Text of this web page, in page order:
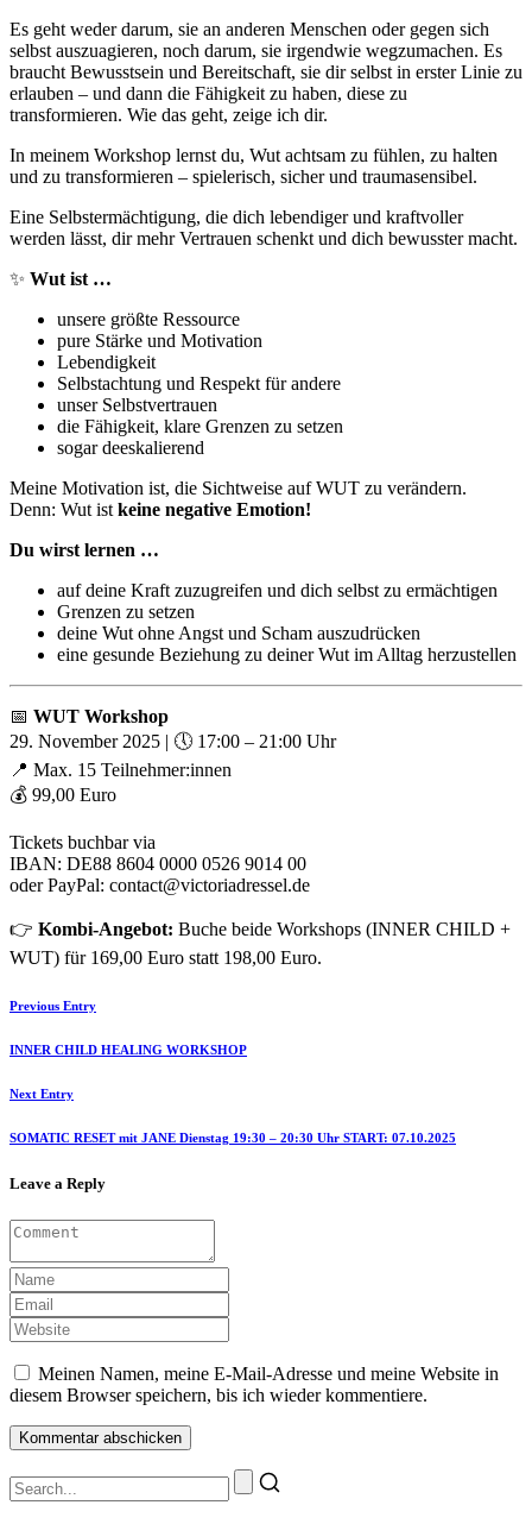
Es geht weder darum, sie an anderen Menschen oder gegen sich
selbst auszuagieren, noch darum, sie irgendwie wegzumachen. Es
braucht Bewusstsein und Bereitschaft, sie dir selbst in erster Linie zu
erlauben – und dann die Fähigkeit zu haben, diese zu
transformieren. Wie das geht, zeige ich dir.
In meinem Workshop lernst du, Wut achtsam zu fühlen, zu halten
und zu transformieren – spielerisch, sicher und traumasensibel.
Eine Selbstermächtigung, die dich lebendiger und kraftvoller
werden lässt, dir mehr Vertrauen schenkt und dich bewusster macht.
✨ Wut ist …
unsere größte Ressource
pure Stärke und Motivation
Lebendigkeit
Selbstachtung und Respekt für andere
unser Selbstvertrauen
die Fähigkeit, klare Grenzen zu setzen
sogar deeskalierend
Meine Motivation ist, die Sichtweise auf WUT zu verändern.
Denn: Wut ist keine negative Emotion!
Du wirst lernen …
auf deine Kraft zuzugreifen und dich selbst zu ermächtigen
Grenzen zu setzen
deine Wut ohne Angst und Scham auszudrücken
eine gesunde Beziehung zu deiner Wut im Alltag herzustellen
📅 WUT Workshop
29. November 2025 | 🕔 17:00 – 21:00 Uhr
📍 Max. 15 Teilnehmer:innen
💰 99,00 Euro
Tickets buchbar via
IBAN: DE88 8604 0000 0526 9014 00
oder PayPal: contact@victoriadressel.de
👉 Kombi-Angebot: Buche beide Workshops (INNER CHILD +
WUT) für 169,00 Euro statt 198,00 Euro.
Previous Entry
INNER CHILD HEALING WORKSHOP
Next Entry
SOMATIC RESET mit JANE Dienstag 19:30 – 20:30 Uhr START: 07.10.2025
Leave a Reply
Meinen Namen, meine E-Mail-Adresse und meine Website in
diesem Browser speichern, bis ich wieder kommentiere.